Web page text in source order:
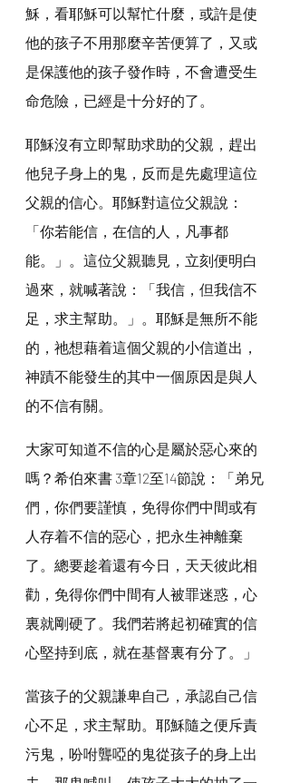
穌，看耶穌可以幫忙什麼，或許是使
他的孩子不用那麼辛苦便算了，又或
是保護他的孩子發作時，不會遭受生
命危險，已經是十分好的了。
耶穌沒有立即幫助求助的父親，趕出
他兒子身上的鬼，反而是先處理這位
父親的信心。耶穌對這位父親說：
「你若能信，在信的人，凡事都
能。」。這位父親聽見，立刻便明白
過來，就喊著說：「我信，但我信不
足，求主幫助。」。耶穌是無所不能
的，祂想藉着這個父親的小信道出，
神蹟不能發生的其中一個原因是與人
的不信有關。
大家可知道不信的心是屬於惡心來的
嗎？希伯來書 3章12至14節說：「弟兄
們，你們要謹慎，免得你們中間或有
人存着不信的惡心，把永生神離棄
了。總要趁着還有今日，天天彼此相
勸，免得你們中間有人被罪迷惑，心
裏就剛硬了。我們若將起初確實的信
心堅持到底，就在基督裏有分了。」
當孩子的父親謙卑自己，承認自己信
心不足，求主幫助。耶穌隨之便斥責
污鬼，吩咐聾啞的鬼從孩子的身上出